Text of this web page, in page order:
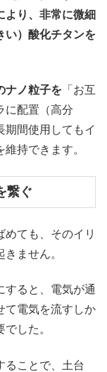
より、非常に微細
い）酸化チタンを
ナノ粒子を 「お互
に配置（高分
期間使用してもイ
持できます。
繋ぐ
ても、そのイリ
ません。
ると、電気が通
て電気を流すしか
した。
ことで、土台